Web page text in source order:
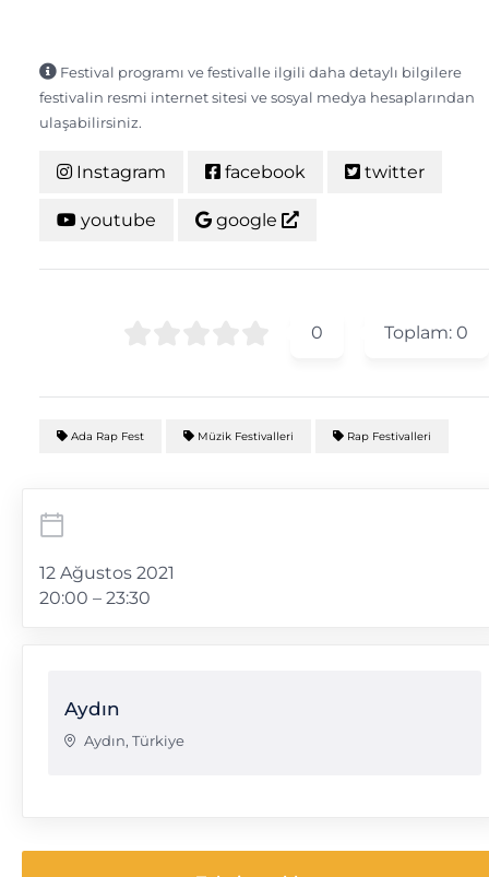
Festival programı ve festivalle ilgili daha detaylı bilgilere
festivalin resmi internet sitesi ve sosyal medya hesaplarından
ulaşabilirsiniz.
Instagram facebook twitter
youtube google
0 Toplam: 0
Ada Rap Fest Müzik Festivalleri Rap Festivalleri
12 Ağustos 2021
20:00 – 23:30
Aydın
Aydın, Türkiye